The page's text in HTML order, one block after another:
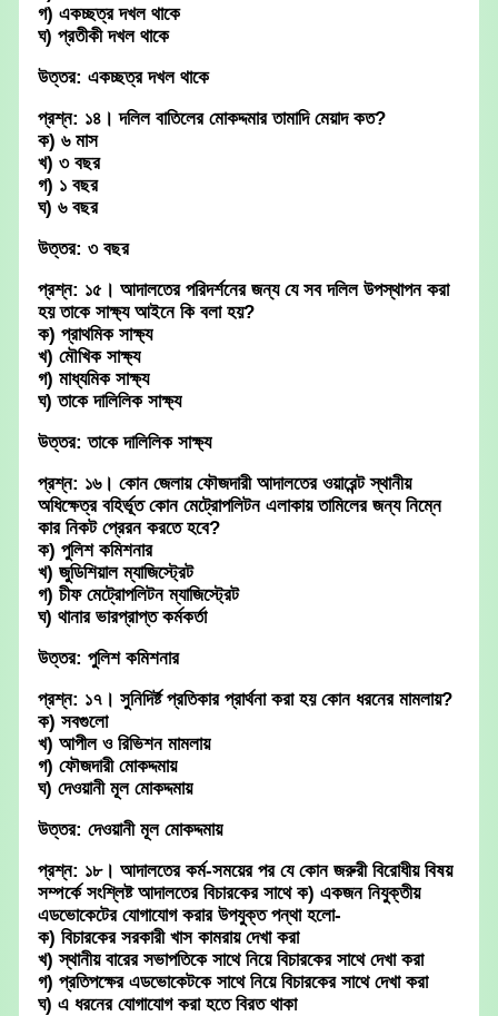
গ) একচ্ছত্র দখল থাকে
ঘ) প্রতীকী দখল থাকে
উত্তর: একচ্ছত্র দখল থাকে
প্রশ্ন: ১৪। দলিল বাতিলের মোকদ্দমার তামাদি মেয়াদ কত?
ক) ৬ মাস
খ) ৩ বছর
গ) ১ বছর
ঘ) ৬ বছর
উত্তর: ৩ বছর
প্রশ্ন: ১৫। আদালতের পরিদর্শনের জন্য যে সব দলিল উপস্থাপন করা
হয় তাকে সাক্ষ্য আইনে কি বলা হয়?
ক) প্রাথমিক সাক্ষ্য
খ) মৌখিক সাক্ষ্য
গ) মাধ্যমিক সাক্ষ্য
ঘ) তাকে দালিলিক সাক্ষ্য
উত্তর: তাকে দালিলিক সাক্ষ্য
প্রশ্ন: ১৬। কোন জেলায় ফৌজদারী আদালতের ওয়ারেন্ট স্থানীয়
অধিক্ষেত্র বহির্ভূত কোন মেট্রোপলিটন এলাকায় তামিলের জন্য নিম্নে
কার নিকট প্রেরন করতে হবে?
ক) পুলিশ কমিশনার
খ) জুডিশিয়াল ম্যাজিস্ট্রেট
গ) চীফ মেট্রোপলিটন ম্যাজিস্ট্রেট
ঘ) থানার ভারপ্রাপ্ত কর্মকর্তা
উত্তর: পুলিশ কমিশনার
প্রশ্ন: ১৭। সুনিদির্ষ্ট প্রতিকার প্রার্থনা করা হয় কোন ধরনের মামলায়?
ক) সবগুলো
খ) আপীল ও রিভিশন মামলায়
গ) ফৌজদারী মোকদ্দমায়
ঘ) দেওয়ানী মূল মোকদ্দমায়
উত্তর: দেওয়ানী মূল মোকদ্দমায়
প্রশ্ন: ১৮। আদালতের কর্ম-সময়ের পর যে কোন জরুরী বিরোধীয় বিষয়
সম্পর্কে সংশ্লিষ্ট আদালতের বিচারকের সাথে ক) একজন নিযুক্তীয়
এডভোকেটের যোগাযোগ করার উপযুক্ত পন্থা হলো-
ক) বিচারকের সরকারী খাস কামরায় দেখা করা
খ) স্থানীয় বারের সভাপতিকে সাথে নিয়ে বিচারকের সাথে দেখা করা
গ) প্রতিপক্ষের এডভোকেটকে সাথে নিয়ে বিচারকের সাথে দেখা করা
ঘ) এ ধরনের যোগাযোগ করা হতে বিরত থাকা